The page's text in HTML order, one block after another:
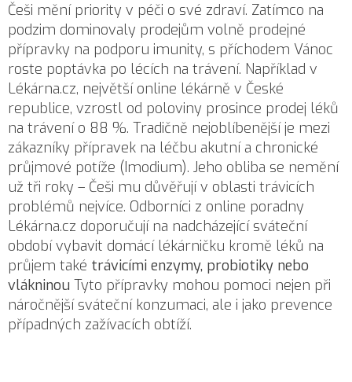
Češi mění priority v péči o své zdraví. Zatímco na
podzim dominovaly prodejům volně prodejné
přípravky na podporu imunity, s příchodem Vánoc
roste poptávka po lécích na trávení. Například v
Lékárna.cz, největší online lékárně v České
republice, vzrostl od poloviny prosince prodej léků
na trávení o 88 %. Tradičně nejoblíbenější je mezi
zákazníky přípravek na léčbu akutní a chronické
průjmové potíže (Imodium). Jeho obliba se nemění
už tři roky – Češi mu důvěřují v oblasti trávicích
problémů nejvíce. Odborníci z online poradny
Lékárna.cz doporučují na nadcházející sváteční
období vybavit domácí lékárničku kromě léků na
průjem také trávicími enzymy, probiotiky nebo
vlákninou Tyto přípravky mohou pomoci nejen při
náročnější sváteční konzumaci, ale i jako prevence
případných zažívacích obtíží.